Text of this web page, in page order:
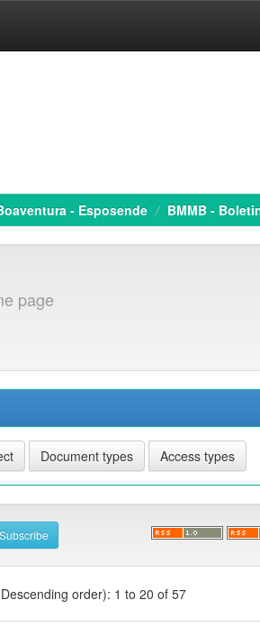
- Esposende BMMB -
page
order): 1 to 20 of 57